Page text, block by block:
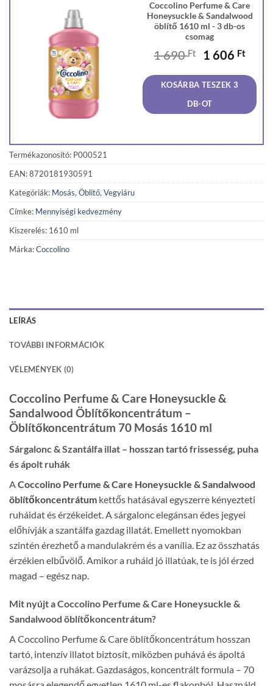
Coccolino Perfume & Care
Honeysuckle & Sandalwood
öblítő 1610 ml - 3 db-os
csomag
1 690Ft
Original
was:
1
690 Ft.
1 606 Ft
is:
606
KOSÁRBA TESZEK 3
DB-OT
Termékazonosító: P000521
EAN: 8720181930591
Kategóriák: Mosás, Öblítő, Vegyiáru
Címke: Mennyiségi kedvezmény
Kiszerelés: 1610 ml
Márka:Coccolino
LEÍRÁS
TOVÁBBI INFORMÁCIÓK
VÉLEMÉNYEK (0)
Coccolino Perfume & Care Honeysuckle &
Sandalwood Öblítőkoncentrátum –
Öblítőkoncentrátum 70 Mosás 1610 ml
Sárgalonc & Szantálfa illat – hosszan tartó frissesség, puha
és ápolt ruhák
ACoccolino Perfume & Care Honeysuckle & Sandalwood
öblítőkoncentrátum kettős hatásával egyszerre kényezteti
ruháidat és érzékeidet. A sárgalonc elegánsan édes jegyei
előhívják a szantálfa gazdag illatát. Emellett nyomokban
szintén érezhető a mandulakrém és a vanília. Ez az összhatás
érzékien elbűvölő. Amikor a ruháid jó illatúak, te is jól érzed
magad – egész nap.
Mit nyújt a Coccolino Perfume & Care Honeysuckle &
Sandalwood öblítőkoncentrátum?
A Coccolino Perfume & Care öblítőkoncentrátum hosszan
tartó, intenzív illatot biztosít, miközben puhává és ápoltá
varázsolja a ruhákat. Gazdaságos, koncentrált formula – 70